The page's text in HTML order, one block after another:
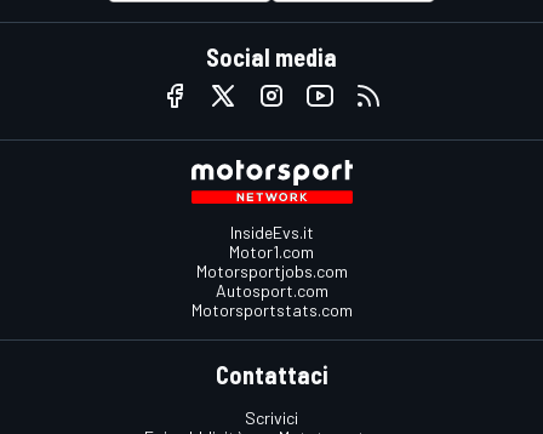
Social media
InsideEvs.it
Motor1.com
Motorsportjobs.com
Autosport.com
Motorsportstats.com
Contattaci
Scrivici